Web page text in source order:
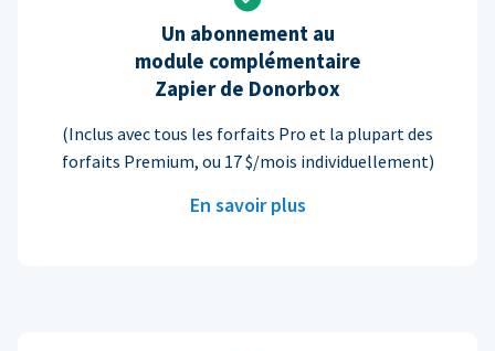
Un abonnement au
module complémentaire
Zapier de Donorbox
(Inclus avec tous les forfaits Pro et la plupart des
forfaits Premium, ou 17 $/mois individuellement)
En savoir plus